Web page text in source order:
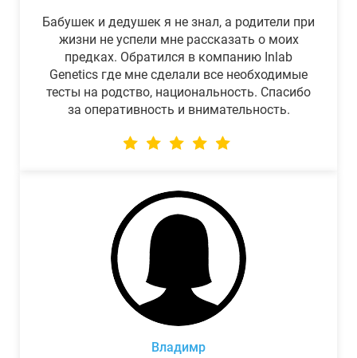
Бабушек и дедушек я не знал, а родители при
жизни не успели мне рассказать о моих
предках. Обратился в компанию Inlab
Genetics где мне сделали все необходимые
тесты на родство, национальность. Спасибо
за оперативность и внимательность.
Владимр